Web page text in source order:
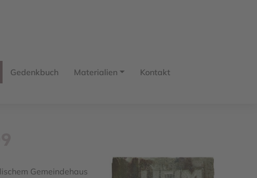
Gedenkbuch Materialien Kontakt
Gemeindehaus